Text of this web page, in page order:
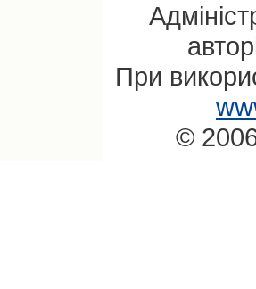
При
©